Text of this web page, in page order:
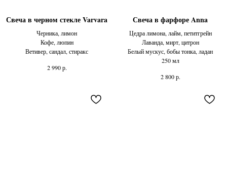
Свеча в черном стекле Varvara
Черника, лимон
Кофе, люпин
Ветивер, сандал, стиракс
2 990 р.
Свеча в фарфоре Anna
Цедра лимона, лайм, петитгрейн
Лаванда, мирт, цитрон
Белый мускус, бобы тонка, ладан
250 мл
2 800 р.